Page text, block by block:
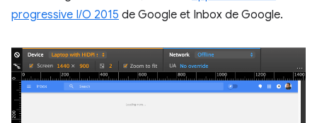
progressive I/O 2015 de Google et Inbox de Google.